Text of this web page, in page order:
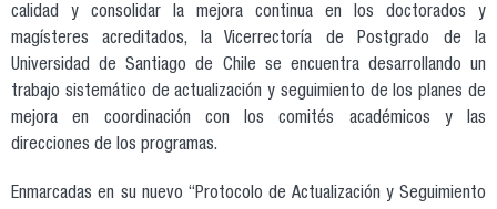
calidad y consolidar la mejora continua en los doctorados y
magísteres acreditados, la Vicerrectoría de Postgrado de la
Universidad de Santiago de Chile se encuentra desarrollando un
trabajo sistemático de actualización y seguimiento de los planes de
mejora en coordinación con los comités académicos y las
direcciones de los programas.
Enmarcadas en su nuevo “Protocolo de Actualización y Seguimiento